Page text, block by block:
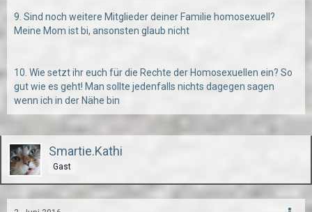
9. Sind noch weitere Mitglieder deiner Familie homosexuell?
Meine Mom ist bi, ansonsten glaub nicht
10. Wie setzt ihr euch für die Rechte der Homosexuellen ein? So
gut wie es geht! Man sollte jedenfalls nichts dagegen sagen
wenn ich in der Nähe bin
Smartie.Kathi
Gast